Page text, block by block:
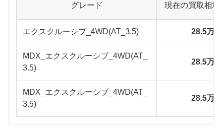
グレード 現在の買取相
エクスクルーシブ_4WD(AT_3.5) 28.5万
MDX_エクスクルーシブ_4WD(AT_
3.5)
28.5万
MDX_エクスクルーシブ_4WD(AT_
3.5)
28.5万